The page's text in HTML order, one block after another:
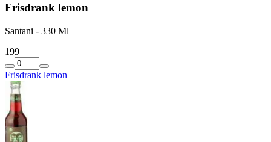
Frisdrank lemon
Santani - 330 Ml
199
Frisdrank lemon